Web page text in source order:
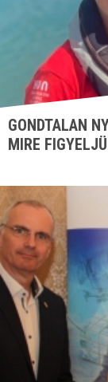
GONDTALAN
MIRE